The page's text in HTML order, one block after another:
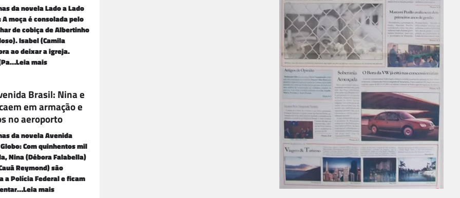
da novela Lado a Lado
A moça é consolada pelo
de cobiça de Albertinho
Isabel (Camila
ao deixar a igreja.
mais
Brasil: Nina e
em armação e
no aeroporto
da novela Avenida
Com quinhentos mil
Nina (Débora Falabella)
Reymond) são
a Polícia Federal e ficam
mais